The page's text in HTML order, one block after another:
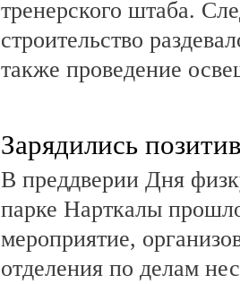
тренерского штаба.
строительство
также проведение
Зарядились
В преддверии Дня
парке Нарткалы
мероприятие,
отделения по делам